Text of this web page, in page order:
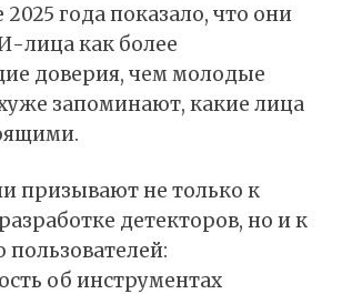
2025 года показало, что они
лица как более
доверия, чем молодые
запоминают, какие лица
призывают не только к
детекторов, но и к
об инструментах